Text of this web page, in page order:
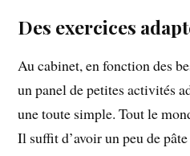
Des exercices
Au cabinet, en fonction des
un panel de petites activités
une toute simple. Tout le
Il suffit d’avoir un peu de